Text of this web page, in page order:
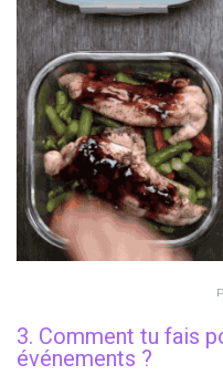
3. Comment tu fais
événements ?